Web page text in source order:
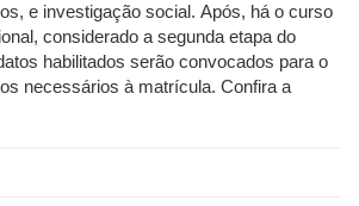
e investigação social. Após, há o curso
considerado a segunda etapa do
habilitados serão convocados para o
necessários à matrícula. Confira a